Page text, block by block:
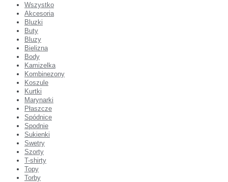
Wszystko
Akcesoria
Bluzki
Buty
Bluzy
Bielizna
Body
Kamizelka
Kombinezony
Koszule
Kurtki
Marynarki
Płaszcze
Spódnice
Spodnie
Sukienki
Swetry
Szorty
T-shirty
Topy
Torby